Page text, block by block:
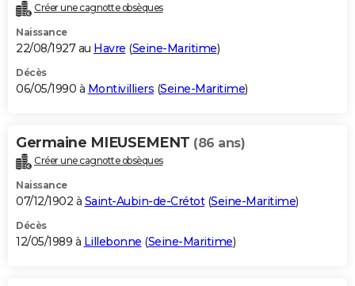
Créer une cagnotte obsèques
Naissance
22/08/1927 au Havre (Seine-Maritime)
Décès
06/05/1990 à Montivilliers (Seine-Maritime)
Germaine MIEUSEMENT (86 ans)
Créer une cagnotte obsèques
Naissance
07/12/1902 à Saint-Aubin-de-Crétot(Seine-Maritime)
Décès
12/05/1989 à Lillebonne (Seine-Maritime)